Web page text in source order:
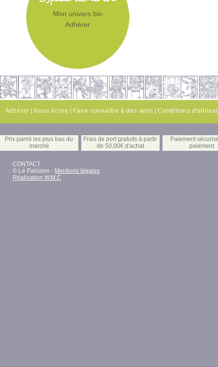
Mon univers bio
Adhérer
Adhérer Nous écrire Faire connaître à des amis Conditions
Prix parmi les plus bas du
marché
Frais de port gratuits à partir
de 50,00€ d'achat
Paiement
paiement
CONTACT
© Le Palisson - Mentions légales
Réalisation W.M.C